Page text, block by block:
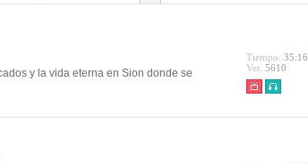
y la vida eterna en Sion donde se
Tiempo. 35:16
Ver. 5610